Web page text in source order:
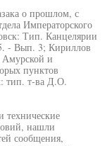
о прошлом, с
Императорского
Тип. Канцелярии
- Вып. 3; Кириллов
Амурской и
пунктов
тип. т-ва Д.О.
технические
нашли
сообщения,